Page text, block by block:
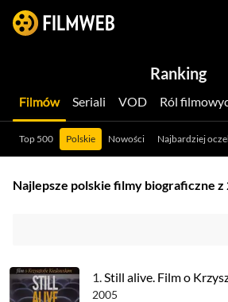
Ranking
Filmów Seriali VOD Ról
Top 500 Polskie Nowości Najbardziej
Najlepsze polskie filmy biograficzne z
1.Still alive. Film o
2005